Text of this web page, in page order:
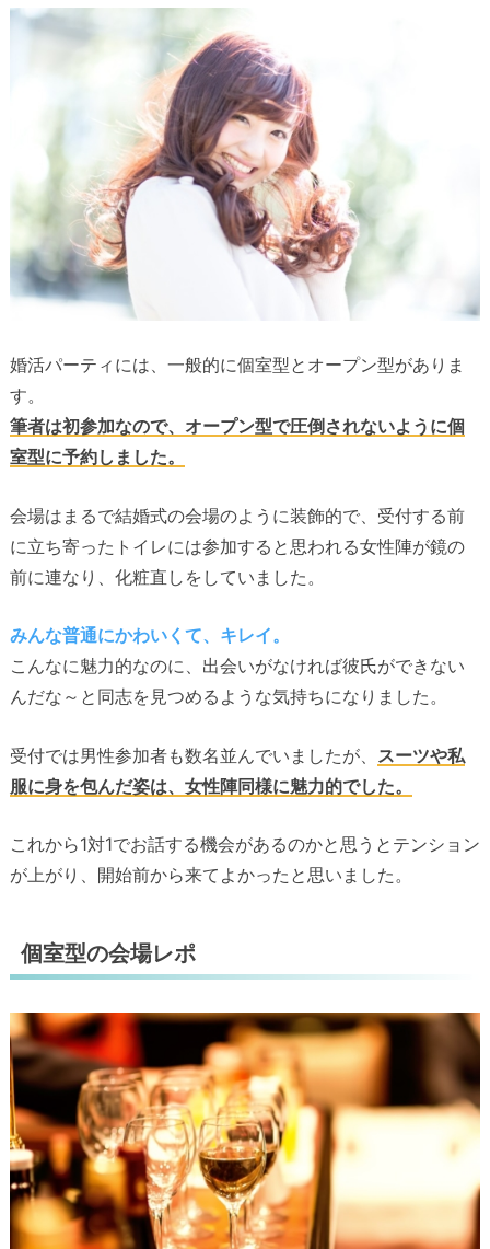
婚活パーティには、一般的に個室型とオープン型がありま
す。
筆者は初参加なので、オープン型で圧倒されないように個
室型に予約しました。
会場はまるで結婚式の会場のように装飾的で、受付する前
に立ち寄ったトイレには参加すると思われる女性陣が鏡の
前に連なり、化粧直しをしていました。
みんな普通にかわいくて、キレイ。
こんなに魅力的なのに、出会いがなければ彼氏ができない
んだな～と同志を見つめるような気持ちになりました。
受付では男性参加者も数名並んでいましたが、 スーツや私
服に身を包んだ姿は、女性陣同様に魅力的でした。
これから1対1でお話する機会があるのかと思うとテンション
が上がり、開始前から来てよかったと思いました。
個室型の会場レポ